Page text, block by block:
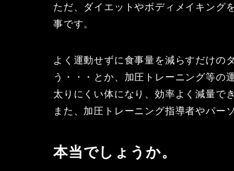
ただ、ダイエットやボディメイキング
事です。
よく運動せずに食事量を減らすだけの
う・・・とか、加圧トレーニング等の
太りにくい体になり、効率よく減量で
また、加圧トレーニング指導者やパー
本当でしょうか。